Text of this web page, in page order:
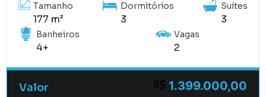
Tamanho
177 m²
Dormitórios
3
Suítes
3
Banheiros
4+
Vagas
2
Valor 1.399.000,00